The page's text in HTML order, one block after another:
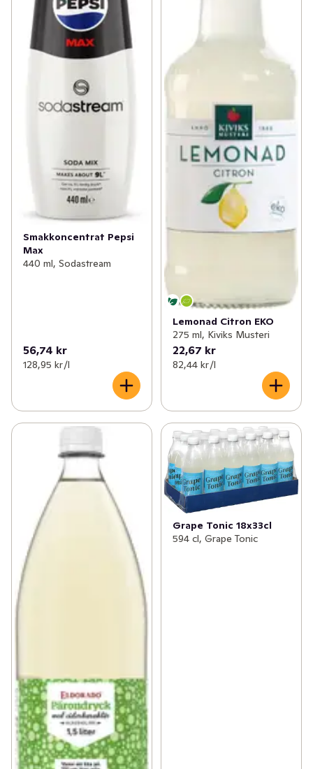
Smakkoncentrat Pepsi
Max
440 ml, Sodastream
56,74 kr
128,95 kr /l
Lemonad Citron EKO
275 ml, Kiviks Musteri
22,67 kr
82,44 kr /l
Grape Tonic 18x33cl
594 cl, Grape Tonic